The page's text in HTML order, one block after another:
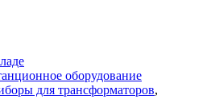
оборудование
для трансформаторов,